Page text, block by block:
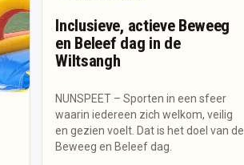
Inclusieve, actieve Beweeg
en Beleef dag in de
Wiltsangh
NUNSPEET – Sporten in een sfeer
waarin iedereen zich welkom, veilig
en gezien voelt. Dat is het doel van de
Beweeg en Beleef dag.